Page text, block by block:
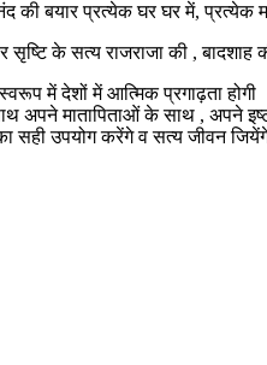
बयार प्रत्येक घर घर में, प्रत्येक
सृष्टि के सत्य राजराजा की ,
में देशों में आत्मिक प्रगाढ़ता होगी
अपने मातापिताओं के साथ , अपने
सही उपयोग करेंगे व सत्य जीवन